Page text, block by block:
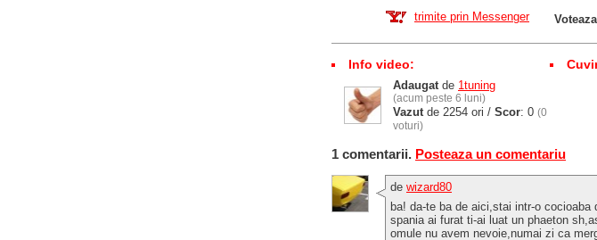
trimite prin Messenger
Info video:
Adaugatde 1tuning
(acum peste 6 luni)
Vazutde 2254 ori / Scor: 0 (0
voturi)
1 comentarii. Posteaza un comentariu
de wizard80
ba! da-te ba de aici,stai intr-o cocioaba
spania ai furat ti-ai luat un phaeton
omule nu avem nevoie,numai zi ca